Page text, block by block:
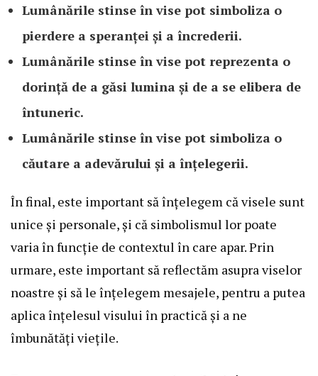
Lumânările stinse în vise pot simboliza o
pierdere a speranței și a încrederii.
Lumânările stinse în vise pot reprezenta o
dorință de a găsi lumina și de a se elibera de
întuneric.
Lumânările stinse în vise pot simboliza o
căutare a adevărului și a înțelegerii.
În final, este important să înțelegem că visele sunt
unice și personale, și că simbolismul lor poate
varia în funcție de contextul în care apar. Prin
urmare, este important să reflectăm asupra viselor
noastre și să le înțelegem mesajele, pentru a putea
aplica înțelesul visului în practică și a ne
îmbunătăți viețile.